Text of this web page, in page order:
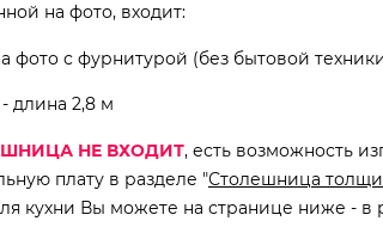
на фото, входит:
фото с фурнитурой (без бытовой
длина 2,8 м
НЕ ВХОДИТ, есть возможность
плату в разделе "Столешница
кухни Вы можете на странице ниже - в